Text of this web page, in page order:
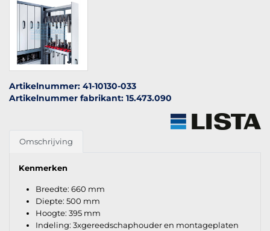
Artikelnummer: 41-10130-033
Artikelnummer fabrikant: 15.473.090
Omschrijving
Kenmerken
Breedte: 660 mm
Diepte: 500 mm
Hoogte: 395 mm
Indeling: 3xgereedschaphouder en montageplaten